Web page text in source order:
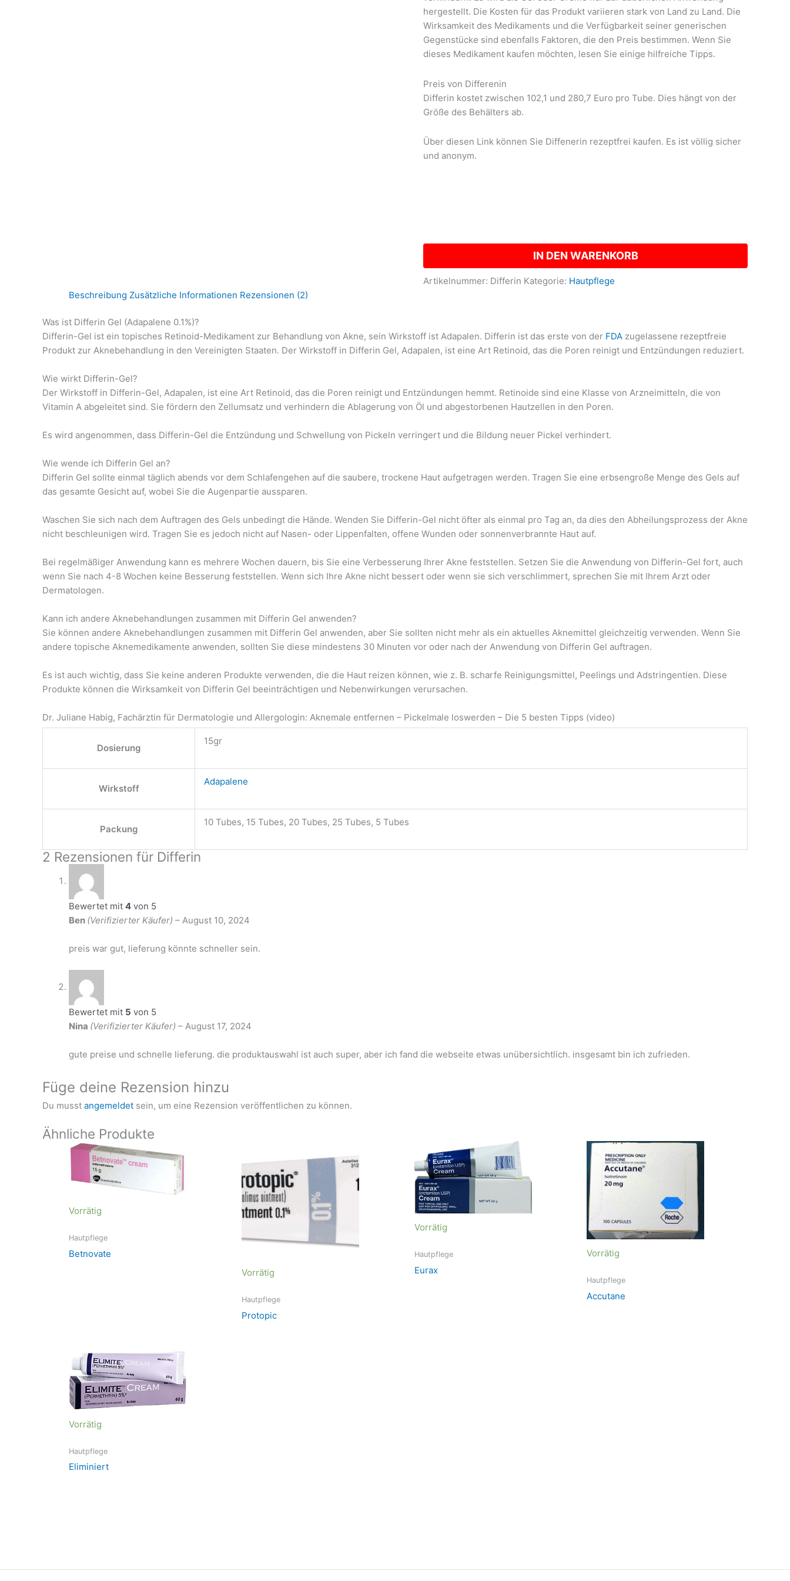
hergestellt. Die Kosten für das Produkt variieren stark von Land zu Land. Die
Wirksamkeit des Medikaments und die Verfügbarkeit seiner generischen
Gegenstücke sind ebenfalls Faktoren, die den Preis bestimmen. Wenn Sie
dieses Medikament kaufen möchten, lesen Sie einige hilfreiche Tipps.
Preis von Differenin
Differin kostet zwischen 102,1 und 280,7 Euro pro Tube. Dies hängt von der
Größe des Behälters ab.
Über diesen Link können Sie Diffenerin rezeptfrei kaufen. Es ist völlig sicher
und anonym.
IN DEN WARENKORB
Artikelnummer: Differin Kategorie: Hautpflege
Beschreibung Zusätzliche Informationen Rezensionen (2)
Was ist Differin Gel (Adapalene 0.1%)?
Differin-Gel ist ein topisches Retinoid-Medikament zur Behandlung von Akne, sein Wirkstoff ist Adapalen. Differin ist das erste von der FDA zugelassene rezeptfreie
Produkt zur Aknebehandlung in den Vereinigten Staaten. Der Wirkstoff in Differin Gel, Adapalen, ist eine Art Retinoid, das die Poren reinigt und Entzündungen reduziert.
Wie wirkt Differin-Gel?
Der Wirkstoff in Differin-Gel, Adapalen, ist eine Art Retinoid, das die Poren reinigt und Entzündungen hemmt. Retinoide sind eine Klasse von Arzneimitteln, die von
Vitamin A abgeleitet sind. Sie fördern den Zellumsatz und verhindern die Ablagerung von Öl und abgestorbenen Hautzellen in den Poren.
Es wird angenommen, dass Differin-Gel die Entzündung und Schwellung von Pickeln verringert und die Bildung neuer Pickel verhindert.
Wie wende ich Differin Gel an?
Differin Gel sollte einmal täglich abends vor dem Schlafengehen auf die saubere, trockene Haut aufgetragen werden. Tragen Sie eine erbsengroße Menge des Gels auf
das gesamte Gesicht auf, wobei Sie die Augenpartie aussparen.
Waschen Sie sich nach dem Auftragen des Gels unbedingt die Hände. Wenden Sie Differin-Gel nicht öfter als einmal pro Tag an, da dies den Abheilungsprozess der Akne
nicht beschleunigen wird. Tragen Sie es jedoch nicht auf Nasen- oder Lippenfalten, offene Wunden oder sonnenverbrannte Haut auf.
Bei regelmäßiger Anwendung kann es mehrere Wochen dauern, bis Sie eine Verbesserung Ihrer Akne feststellen. Setzen Sie die Anwendung von Differin-Gel fort, auch
wenn Sie nach 4-8 Wochen keine Besserung feststellen. Wenn sich Ihre Akne nicht bessert oder wenn sie sich verschlimmert, sprechen Sie mit Ihrem Arzt oder
Dermatologen.
Kann ich andere Aknebehandlungen zusammen mit Differin Gel anwenden?
Sie können andere Aknebehandlungen zusammen mit Differin Gel anwenden, aber Sie sollten nicht mehr als ein aktuelles Aknemittel gleichzeitig verwenden. Wenn Sie
andere topische Aknemedikamente anwenden, sollten Sie diese mindestens 30 Minuten vor oder nach der Anwendung von Differin Gel auftragen.
Es ist auch wichtig, dass Sie keine anderen Produkte verwenden, die die Haut reizen können, wie z. B. scharfe Reinigungsmittel, Peelings und Adstringentien. Diese
Produkte können die Wirksamkeit von Differin Gel beeinträchtigen und Nebenwirkungen verursachen.
Dr. Juliane Habig, Fachärztin für Dermatologie und Allergologin: Aknemale entfernen – Pickelmale loswerden – Die 5 besten Tipps (video)
Dosierung
15gr
Wirkstoff
Adapalene
Packung
10 Tubes, 15 Tubes, 20 Tubes, 25 Tubes, 5 Tubes
2 Rezensionen für Differin
Bewertet mit 4 von 5
Ben (Verifizierter Käufer) – August 10, 2024
preis war gut, lieferung könnte schneller sein.
Bewertet mit 5 von 5
Nina (Verifizierter Käufer) – August 17, 2024
gute preise und schnelle lieferung. die produktauswahl ist auch super, aber ich fand die webseite etwas unübersichtlich. insgesamt bin ich zufrieden.
Füge deine Rezension hinzu
Du musst angemeldet sein, um eine Rezension veröffentlichen zu können.
Ähnliche Produkte
Vorrätig
Hautpflege
Betnovate
Vorrätig
Hautpflege
Protopic
Vorrätig
Hautpflege
Eurax
Vorrätig
Hautpflege
Accutane
Vorrätig
Hautpflege
Eliminiert